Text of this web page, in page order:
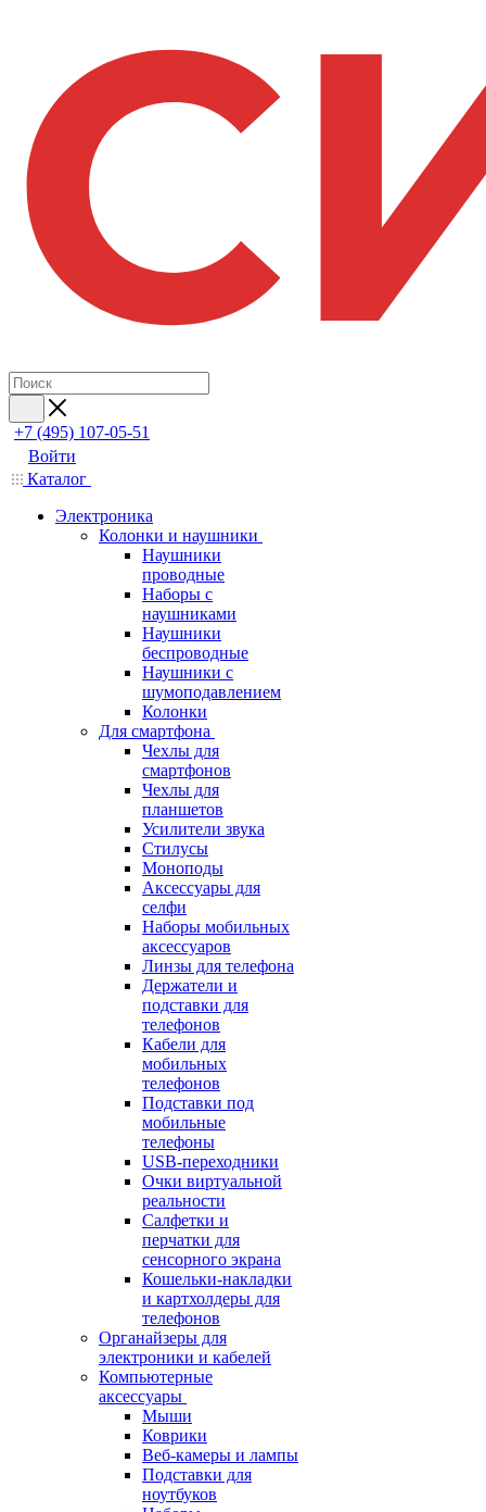
+7 (495) 107-05-51
Войти
Каталог
Электроника
Колонки и наушники
Наушники
проводные
Наборы с
наушниками
Наушники
беспроводные
Наушники с
шумоподавлением
Колонки
Для смартфона
Чехлы для
смартфонов
Чехлы для
планшетов
Усилители звука
Стилусы
Моноподы
Аксессуары для
селфи
Наборы мобильных
аксессуаров
Линзы для телефона
Держатели и
подставки для
телефонов
Кабели для
мобильных
телефонов
Подставки под
мобильные
телефоны
USB-переходники
Очки виртуальной
реальности
Салфетки и
перчатки для
сенсорного экрана
Кошельки-накладки
и картхолдеры для
телефонов
Органайзеры для
электроники и кабелей
Компьютерные
аксессуары
Мыши
Коврики
Веб-камеры и лампы
Подставки для
ноутбуков